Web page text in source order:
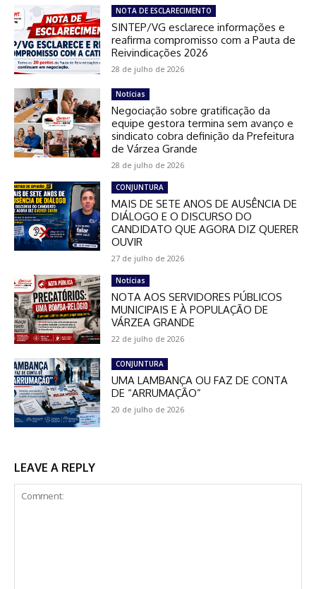
NOTA DE ESCLARECIMENTO
SINTEP/VG esclarece informações e
reafirma compromisso com a Pauta de
Reivindicações 2026
28 de julho de 2026
Notícias
Negociação sobre gratificação da
equipe gestora termina sem avanço e
sindicato cobra definição da Prefeitura
de Várzea Grande
28 de julho de 2026
CONJUNTURA
MAIS DE SETE ANOS DE AUSÊNCIA DE
DIÁLOGO E O DISCURSO DO
CANDIDATO QUE AGORA DIZ QUERER
OUVIR
27 de julho de 2026
Notícias
NOTA AOS SERVIDORES PÚBLICOS
MUNICIPAIS E À POPULAÇÃO DE
VÁRZEA GRANDE
22 de julho de 2026
CONJUNTURA
UMA LAMBANÇA OU FAZ DE CONTA
DE “ARRUMAÇÃO”
20 de julho de 2026
LEAVE A REPLY